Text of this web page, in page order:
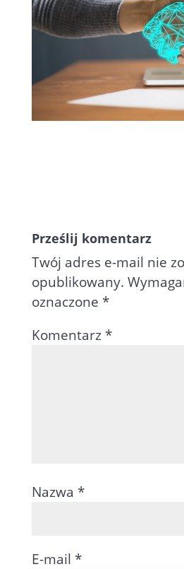
Prześlij komentarz
Twój adres e-mail nie
opublikowany.
oznaczone *
Komentarz *
Nazwa *
E-mail *